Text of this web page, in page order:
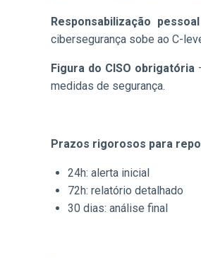
Responsabilização pessoal
cibersegurança sobe ao C-
Figura do CISO obrigatória
medidas de segurança.
Prazos rigorosos para
24h: alerta inicial
72h: relatório detalhado
30 dias: análise final